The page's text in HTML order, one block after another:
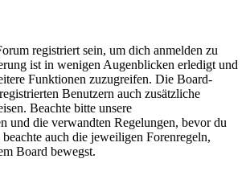
registriert sein, um dich anmelden zu
ist in wenigen Augenblicken erledigt und
Funktionen zuzugreifen. Die Board-
Benutzern auch zusätzliche
Beachte bitte unsere
und die verwandten Regelungen, bevor du
auch die jeweiligen Forenregeln,
Board bewegst.